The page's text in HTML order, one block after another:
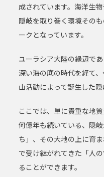
成されています。海洋生物
隠岐を取り巻く環境そのも
ークとなっています。
ユーラシア大陸の縁辺で
深い海の底の時代を経て、
山活動によって誕生した隠
ここでは、単に貴重な地
何億年も続いている、隠
ち」、 その大地の上に育
で受け継がれてきた「人
ることができます。